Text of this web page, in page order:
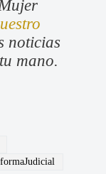
noticias
mano.